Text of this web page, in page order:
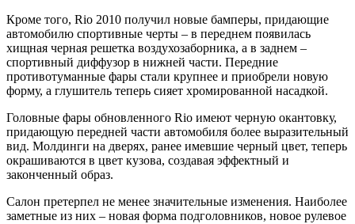
Кроме того, Rio 2010 получил новые бамперы, придающие
автомобилю спортивные черты – в переднем появилась
хищная черная решетка воздухозаборника, а в заднем –
спортивный диффузор в нижней части. Передние
противотуманные фары стали крупнее и приобрели новую
форму, а глушитель теперь сияет хромированной насадкой.
Головные фары обновленного Rio имеют черную окантовку,
придающую передней части автомобиля более выразительный
вид. Молдинги на дверях, ранее имевшие черный цвет, теперь
окрашиваются в цвет кузова, создавая эффектный и
законченный образ.
Салон претерпел не менее значительные изменения. Наиболее
заметные из них – новая форма подголовников, новое рулевое